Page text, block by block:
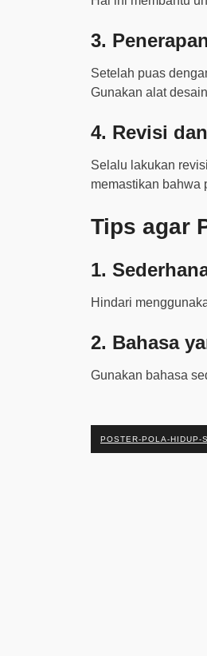
3.
Setelah puas
Gunakan alat
4. Revisi
Selalu lakukan
memastikan bahwa
Tips agar
1.
Hindari
2. Bahasa
Gunakan bahasa
POSTER-POLA-HIDUP-